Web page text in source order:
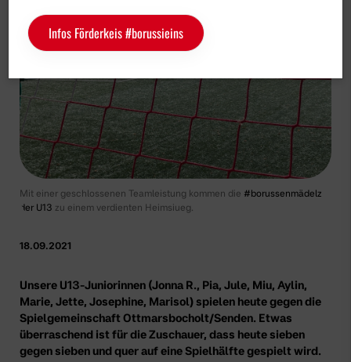
Mit einer geschlossenen Teamleistung kommen die #borussenmädelz
der U13 zu einem verdienten Heimsiueg.
18.09.2021
Unsere U13-Juniorinnen (Jonna R., Pia, Jule, Miu, Aylin,
Marie, Jette, Josephine, Marisol) spielen heute gegen die
Spielgemeinschaft Ottmarsbocholt/Senden. Etwas
überraschend ist für die Zuschauer, dass heute sieben
gegen sieben und quer auf eine Spielhälfte gespielt wird.
Sponsoren
Kontakt Service
Schulengel Instagram YouTube
Infos Förderkeis #borussieins